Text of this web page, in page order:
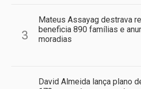
3
Mateus Assayag destrava
beneficia 890 famílias e
moradias
David Almeida lança plano